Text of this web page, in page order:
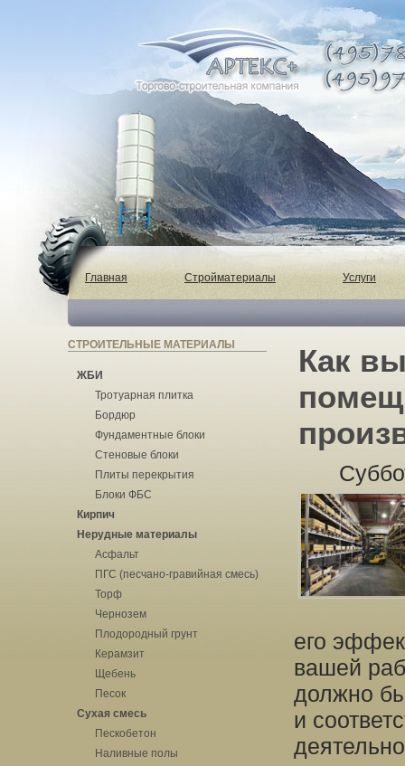
Главная Стройматериалы Услуги
СТРОИТЕЛЬНЫЕ МАТЕРИАЛЫ
ЖБИ
Тротуарная плитка
Бордюр
Фундаментные блоки
Стеновые блоки
Плиты перекрытия
Блоки ФБС
Кирпич
Нерудные материалы
Асфальт
ПГС (песчано-гравийная смесь)
Торф
Чернозем
Плодородный грунт
Керамзит
Щебень
Песок
Сухая смесь
Пескобетон
Наливные полы
Как
его
вашей
должно
и